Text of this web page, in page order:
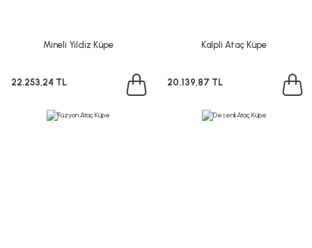
Mineli Yıldız Küpe
22.253,24 TL
Kalpli Ataç Küpe
20.139,87 TL